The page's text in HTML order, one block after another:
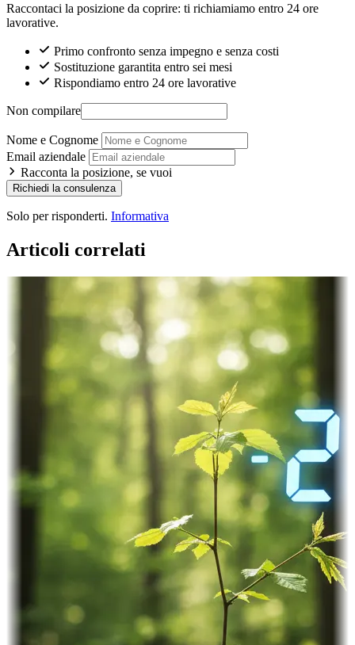
Raccontaci la posizione da coprire: ti richiamiamo entro 24 ore
lavorative.
Primo confronto senza impegno e senza costi
Sostituzione garantita entro sei mesi
Rispondiamo entro 24 ore lavorative
Non compilare
Nome e Cognome
Email aziendale
Racconta la posizione, se vuoi
Richiedi la consulenza
Solo per risponderti. Informativa
Articoli correlati